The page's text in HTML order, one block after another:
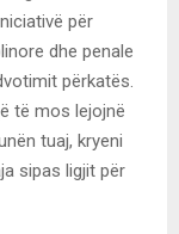
për
dhe penale
përkatës.
të mos lejojnë
tuaj, kryeni
sipas ligjit për